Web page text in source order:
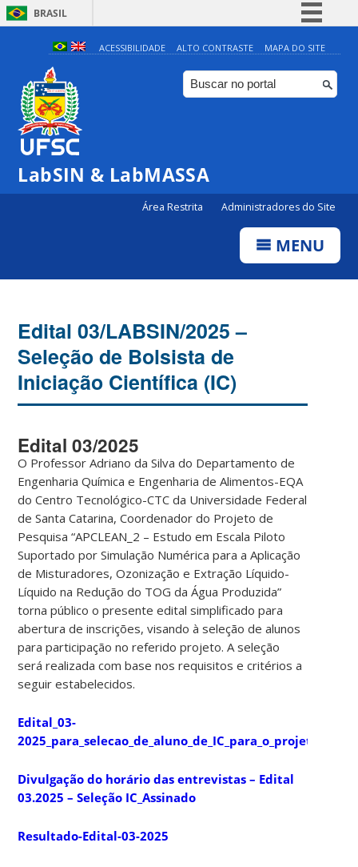
BRASIL
Simplifique!
Comunica BR
Participe
ACESSIBILIDADE ALTO CONTRASTE MAPA DO SITE
LabSIN & LabMASSA
Área Restrita Administradores do Site
MENU
Edital 03/LABSIN/2025 –
Seleção de Bolsista de
Iniciação Científica (IC)
Edital 03/2025
O Professor Adriano da Silva do Departamento de
Engenharia Química e Engenharia de Alimentos-EQA
do Centro Tecnológico-CTC da Universidade Federal
de Santa Catarina, Coordenador do Projeto de
Pesquisa “APCLEAN_2 – Estudo em Escala Piloto
Suportado por Simulação Numérica para a Aplicação
de Misturadores, Ozonização e Extração Líquido-
Líquido na Redução do TOG da Água Produzida”
torna público o presente edital simplificado para
abertura de inscrições, visando à seleção de alunos
para participação no referido projeto. A seleção
será realizada com base nos requisitos e critérios a
seguir estabelecidos.
Edital_03-
Divulgação do horário das entrevistas – Edital
03.2025 – Seleção IC_Assinado
Resultado-Edital-03-2025